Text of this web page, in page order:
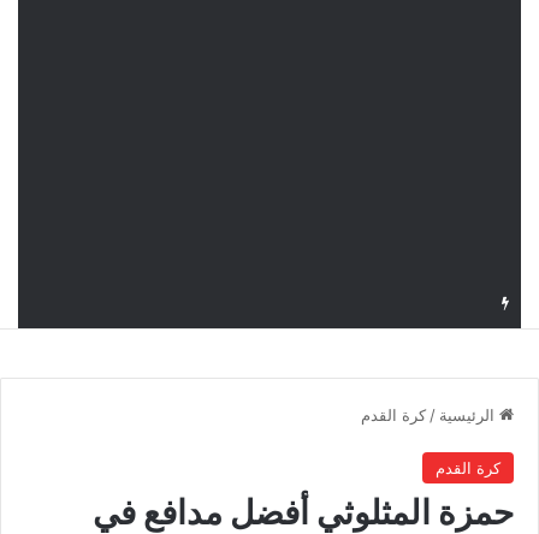
الرئيسية / كرة القدم
كرة القدم
حمزة المثلوثي أفضل مدافع في